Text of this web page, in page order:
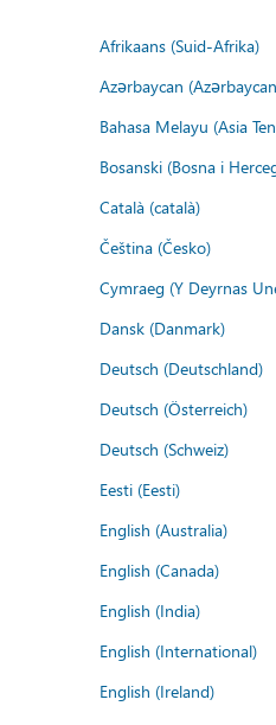
Afrikaans (Suid-Afrika)
Azərbaycan
Bahasa Melayu (Asia
Bosanski (Bosna i
Català (català)
Čeština (Česko)
Cymraeg (Y Deyrnas
Dansk (Danmark)
Deutsch (Deutschland)
Deutsch (Österreich)
Deutsch (Schweiz)
Eesti (Eesti)
English (Australia)
English (Canada)
English (India)
English (International)
English (Ireland)